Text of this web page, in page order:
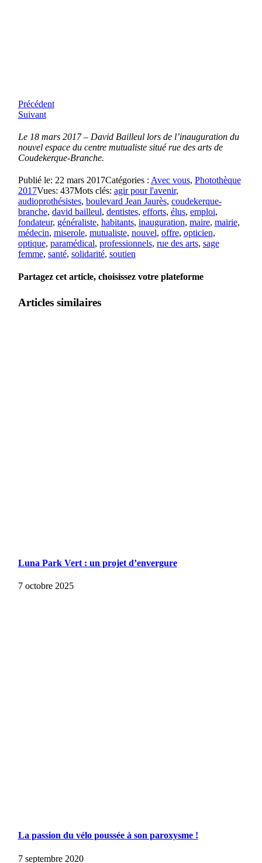
Précédent
Suivant
Le 18 mars 2017 – David Bailleul lors de l’inauguration du
nouvel espace du centre mutualiste situé rue des arts de
Coudekerque-Branche.
Publié le: 22 mars 2017Catégories : Avec vous, Photothèque
2017Vues: 437Mots clés: agir pour l'avenir,
audioprothésistes, boulevard Jean Jaurès, coudekerque-
branche, david bailleul, dentistes, efforts, élus, emploi,
fondateur, généraliste, habitants, inauguration, maire, mairie,
médecin, miserole, mutualiste, nouvel, offre, opticien,
optique, paramédical, professionnels, rue des arts, sage
femme, santé, solidarité, soutien
Partagez cet article, choisissez votre plateforme
Articles similaires
Luna Park Vert : un projet d’envergure
7 octobre 2025
La passion du vélo poussée à son paroxysme !
7 septembre 2020